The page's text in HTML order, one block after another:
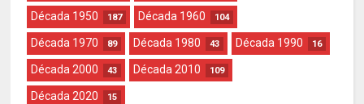
Década 1950 187 Década 1960 104
Década 1970 89 Década 1980 43 Década 1990 16
Década 2000 43 Década 2010 109
Década 2020 15